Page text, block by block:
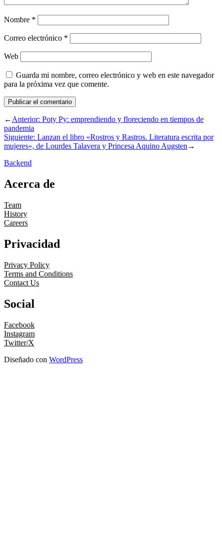
Nombre *
Correo electrónico *
Web
Guarda mi nombre, correo electrónico y web en este navegador
para la próxima vez que comente.
←Anterior: Poty Py: emprendiendo y floreciendo en tiempos de
pandemia
Siguiente: Lanzan el libro «Rostros y Rastros. Literatura escrita por
mujeres», de Lourdes Talavera y Princesa Aquino Augsten→
Backend
Acerca de
Team
History
Careers
Privacidad
Privacy Policy
Terms and Conditions
Contact Us
Social
Facebook
Instagram
Twitter/X
Diseñado con WordPress